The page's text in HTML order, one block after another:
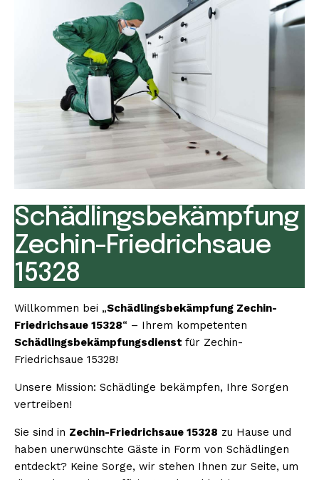
Schädlingsbekämpfung
Zechin-Friedrichsaue
15328
Willkommen bei „Schädlingsbekämpfung Zechin-
Friedrichsaue 15328“ – Ihrem kompetenten
Schädlingsbekämpfungsdienst für Zechin-
Friedrichsaue 15328!
Unsere Mission: Schädlinge bekämpfen, Ihre Sorgen
vertreiben!
Sie sind in Zechin-Friedrichsaue 15328 zu Hause und
haben unerwünschte Gäste in Form von Schädlingen
entdeckt? Keine Sorge, wir stehen Ihnen zur Seite, um